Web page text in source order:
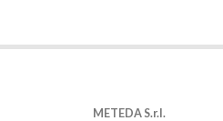
METEDA S.r.l.